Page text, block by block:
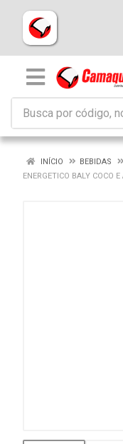
INÍCIO BEBIDAS
ENERGETICO BALY COCO